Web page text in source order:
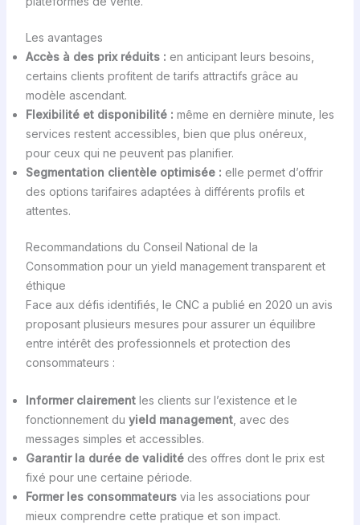
Les avantages
Accès à des prix réduits : en anticipant leurs besoins,
certains clients profitent de tarifs attractifs grâce au
modèle ascendant.
Flexibilité et disponibilité : même en dernière minute, les
services restent accessibles, bien que plus onéreux,
pour ceux qui ne peuvent pas planifier.
Segmentation clientèle optimisée : elle permet d’offrir
des options tarifaires adaptées à différents profils et
attentes.
Recommandations du Conseil National de la
Consommation pour un yield management transparent et
éthique
Face aux défis identifiés, le CNC a publié en 2020 un avis
proposant plusieurs mesures pour assurer un équilibre
entre intérêt des professionnels et protection des
consommateurs :
Informer clairementles clients sur l’existence et le
fonctionnement du yield management, avec des
messages simples et accessibles.
Garantir la durée de validitédes offres dont le prix est
fixé pour une certaine période.
Former les consommateursvia les associations pour
mieux comprendre cette pratique et son impact.